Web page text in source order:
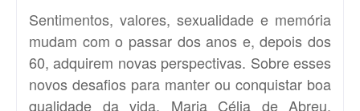
Sentimentos, valores, sexualidade e memória
mudam com o passar dos anos e, depois dos
60, adquirem novas perspectivas. Sobre esses
novos desafios para manter ou conquistar boa
qualidade da vida, Maria Célia de Abreu,